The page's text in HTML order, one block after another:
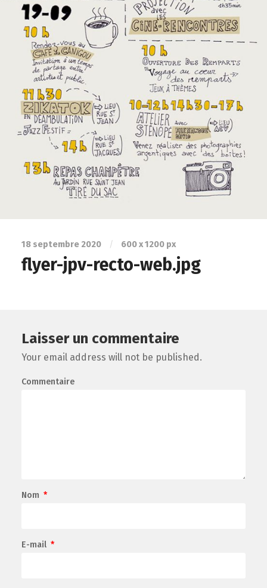
18 septembre 2020 / 600x1200 px
flyer-jpv-recto-web.jpg
Laisser un commentaire
Your email address will not be published.
Commentaire
Nom *
E-mail *